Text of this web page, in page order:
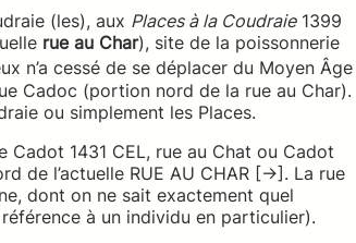
(les), aux Places à la Coudraie1399
rue au Char), site de la poissonnerie
n’a cessé de se déplacer du Moyen Âge
Cadoc (portion nord de la rue au Char).
ou simplement les Places.
Cadot 1431 CEL, rue au Chat ou Cadot
de l’actuelle RUE AU CHAR [→]. La rue
dont on ne sait exactement quel
à un individu en particulier).